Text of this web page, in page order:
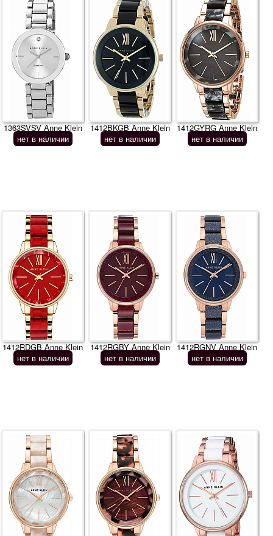
1363SVSV Anne Klein
нет в наличии
1412BKGB Anne Klein
нет в наличии
1412GYRG Anne Klein
нет в наличии
1412RDGB Anne Klein
нет в наличии
1412RGBY Anne Klein
нет в наличии
1412RGNV Anne Klein
нет в наличии